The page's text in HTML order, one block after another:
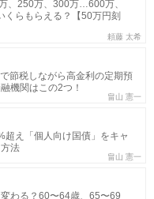
、250万、300万…600万、
らもらえる？【50万円刻
頼藤 太希
節税しながら高金利の定期預
機関はこの2つ！
畠山 憲一
超え「個人向け国債」をキャ
法
畠山 憲一
わる？60〜64歳、65〜69